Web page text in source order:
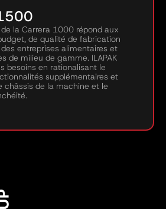
la Carrera 1000 répond aux
de qualité de fabrication
entreprises alimentaires et
de milieu de gamme. ILAPAK
besoins en rationalisant le
supplémentaires et
châssis de la machine et le